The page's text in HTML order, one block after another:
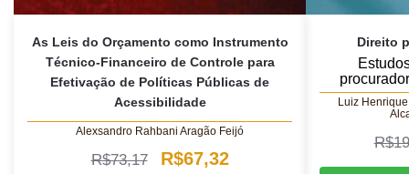
As Leis do Orçamento como Instrumento
Técnico-Financeiro de Controle para
Efetivação de Políticas Públicas de
Acessibilidade
Alexsandro Rahbani Aragão Feijó
R$73,17
O
R$67,32O
Direito
Luiz
R$